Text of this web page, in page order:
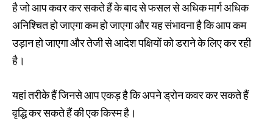
है जो आप कवर कर सकते हैं के बाद से फसल से अधिक मार्ग अधिक
अनिश्चित हो जाएगा कम हो जाएगा और यह संभावना है कि आप कम
उड़ान हो जाएगा और तेजी से आदेश पक्षियों को डराने के लिए कर रही
है।
यहां तरीके हैं जिनसे आप एकड़ है कि अपने ड्रोन कवर कर सकते हैं
वृद्धि कर सकते हैं की एक किस्म है।